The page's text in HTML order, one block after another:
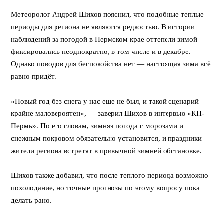
Метеоролог Андрей Шихов пояснил, что подобные теплые
периоды для региона не являются редкостью. В истории
наблюдений за погодой в Пермском крае оттепели зимой
фиксировались неоднократно, в том числе и в декабре.
Однако поводов для беспокойства нет — настоящая зима всё
равно придёт.
«Новый год без снега у нас еще не был, и такой сценарий
крайне маловероятен», — заверил Шихов в интервью «КП-
Пермь». По его словам, зимняя погода с морозами и
снежным покровом обязательно установится, и праздники
жители региона встретят в привычной зимней обстановке.
Шихов также добавил, что после теплого периода возможно
похолодание, но точные прогнозы по этому вопросу пока
делать рано.